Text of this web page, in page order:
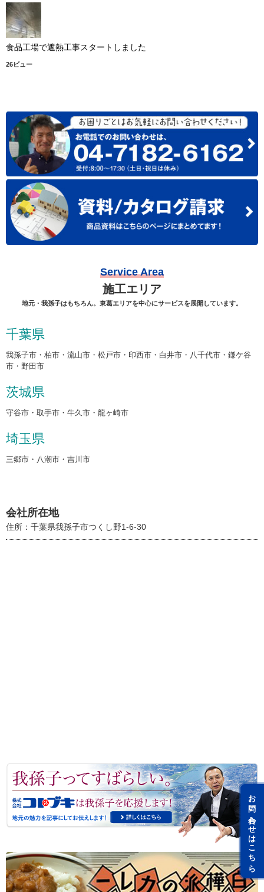
お問い合わせはこちら
食品工場で遮熱工事スタートしました
26ビュー
Service Area
施工エリア
地元・我孫子はもちろん。東葛エリアを中心にサービスを展開しています。
千葉県
我孫子市・柏市・流山市・松戸市・印西市・白井市・八千代市・鎌ケ谷
市・野田市
茨城県
守谷市・取手市・牛久市・龍ヶ崎市
埼玉県
三郷市・八潮市・吉川市
会社所在地
住所：千葉県我孫子市つくし野1-6-30